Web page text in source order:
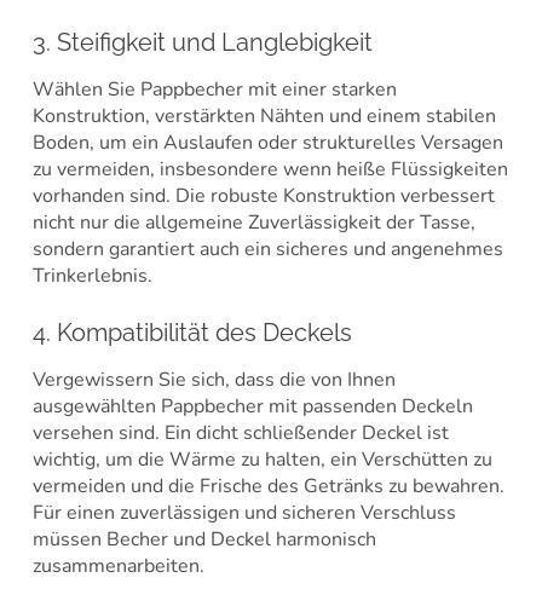
3. Steifigkeit und Langlebigkeit
Wählen Sie Pappbecher mit einer starken
Konstruktion, verstärkten Nähten und einem stabilen
Boden, um ein Auslaufen oder strukturelles Versagen
zu vermeiden, insbesondere wenn heiße Flüssigkeiten
vorhanden sind. Die robuste Konstruktion verbessert
nicht nur die allgemeine Zuverlässigkeit der Tasse,
sondern garantiert auch ein sicheres und angenehmes
Trinkerlebnis.
4. Kompatibilität des Deckels
Vergewissern Sie sich, dass die von Ihnen
ausgewählten Pappbecher mit passenden Deckeln
versehen sind. Ein dicht schließender Deckel ist
wichtig, um die Wärme zu halten, ein Verschütten zu
vermeiden und die Frische des Getränks zu bewahren.
Für einen zuverlässigen und sicheren Verschluss
müssen Becher und Deckel harmonisch
zusammenarbeiten.